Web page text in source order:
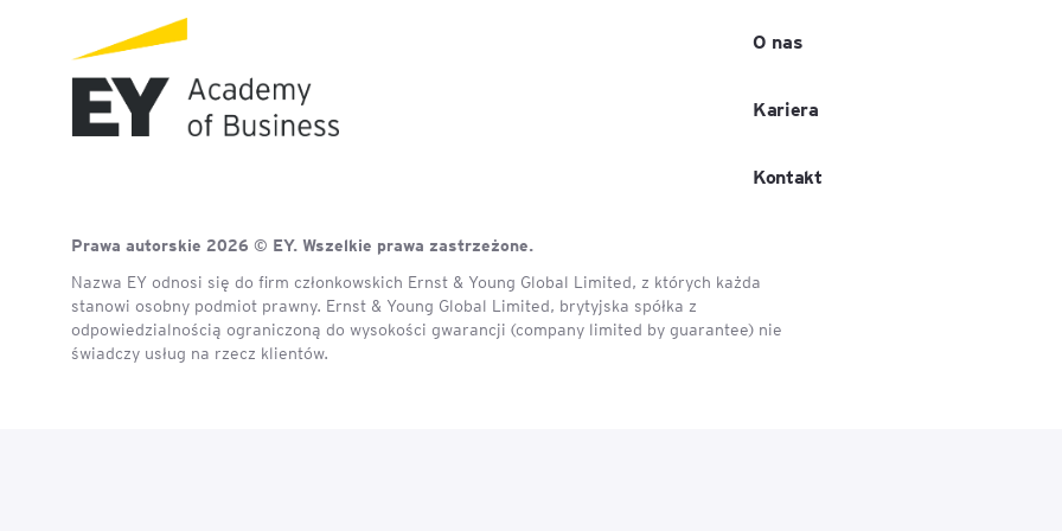
Prawo sztucznej inteligencji
AI w finansach
O nas
Kariera
Kontakt
Prawa autorskie 2026 © EY. Wszelkie prawa zastrzeżone.
Nazwa EY odnosi się do firm członkowskich Ernst & Young Global Limited, z których każda
stanowi osobny podmiot prawny. Ernst & Young Global Limited, brytyjska spółka z
odpowiedzialnością ograniczoną do wysokości gwarancji (company limited by guarantee) nie
świadczy usług na rzecz klientów.